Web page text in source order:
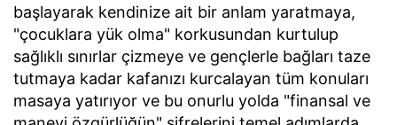
başlayarak kendinize ait bir anlam yaratmaya,
"çocuklara yük olma" korkusundan kurtulup
sağlıklı sınırlar çizmeye ve gençlerle bağları taze
tutmaya kadar kafanızı kurcalayan tüm konuları
masaya yatırıyor ve bu onurlu yolda "finansal ve